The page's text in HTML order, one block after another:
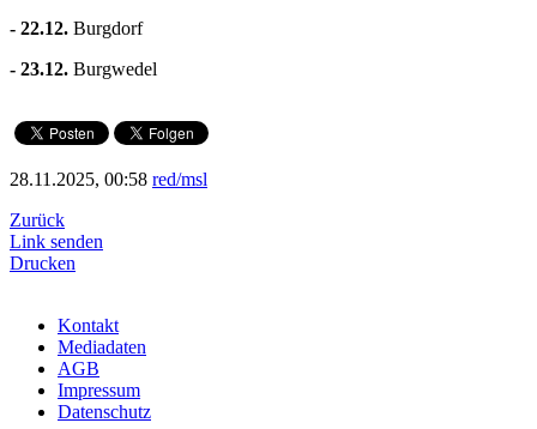
- 22.12. Burgdorf
- 23.12. Burgwedel
28.11.2025, 00:58 red/msl
Zurück
Link senden
Drucken
Kontakt
Mediadaten
AGB
Impressum
Datenschutz